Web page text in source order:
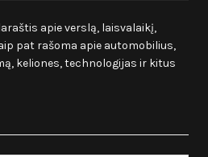
apie verslą, laisvalaikį,
pat rašoma apie automobilius,
keliones, technologijas ir kitus